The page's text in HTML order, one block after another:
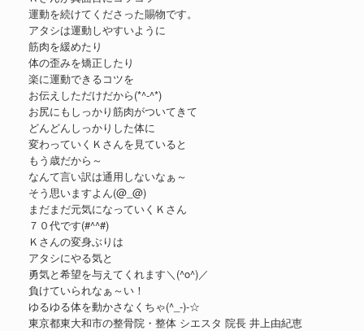
運動を続けてくださった賜物です。
アタシは運動しやすいように
筋肉を緩めたり
体の歪みを矯正したり
楽に運動できるコツを
お伝えしただけだから(*^-^*)
お尻にもしっかり筋肉がついてきて
どんどんしっかりした体に
変わっていくＫさんを見ていると
もう歳だから～
なんて言い訳は通用しないなぁ～
そう思いますよん(@_@)
まだまだ元気になっていくＫさん
７０代です(#^^#)
Ｋさんの変身ぶりは
アタシにやる気と
勇気と希望を与えてくれます＼(^o^)／
負けていられなぁ～い！
ゆるゆる体を動かさなくちゃ(^_-)-☆
東京都東大和市の整骨院・整体 シエスタ 院長 井上由紀恵